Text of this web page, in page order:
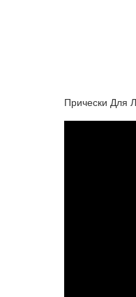
Прически Для